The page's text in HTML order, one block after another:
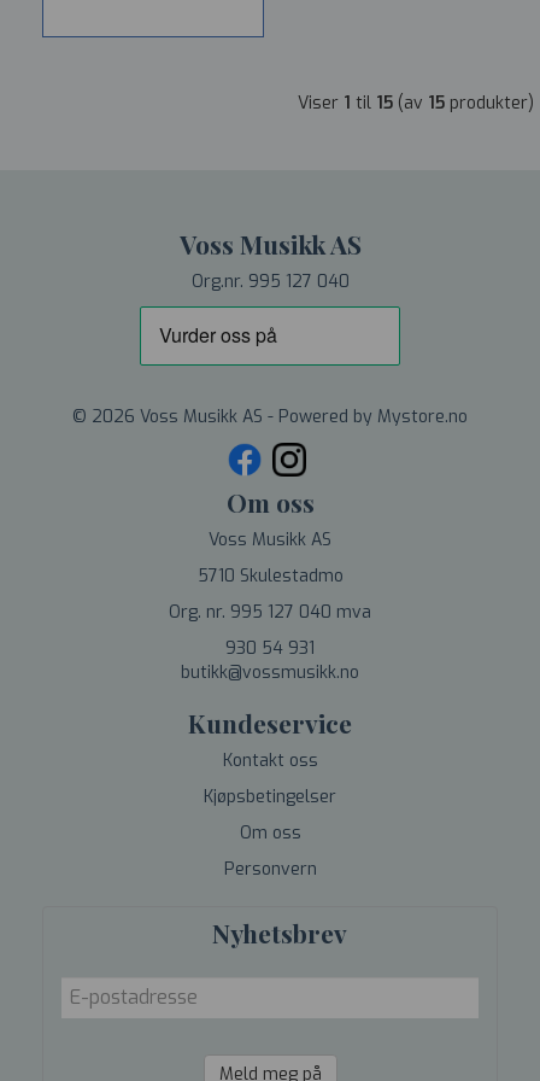
Viser 1 til 15 (av 15 produkter)
Voss Musikk AS
Org.nr. 995 127 040
© 2026 Voss Musikk AS - Powered by Mystore.no
Om oss
Voss Musikk AS
5710 Skulestadmo
Org. nr. 995 127 040 mva
930 54 931
butikk@vossmusikk.no
Kundeservice
Kontakt oss
Kjøpsbetingelser
Om oss
Personvern
Nyhetsbrev
Meld meg på